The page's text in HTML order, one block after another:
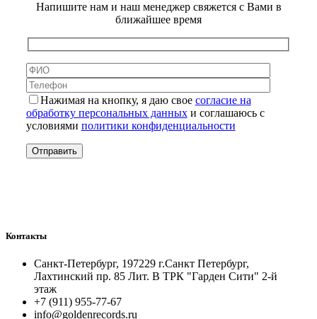
Напишите нам и наш менеджер свяжется с Вами в
ближайшее время
Нажимая на кнопку, я даю свое согласие на
обработку персональных данныхи соглашаюсь с
условиями политики конфиденциальности
Контакты
Санкт-Петербург, 197229 г.Санкт Петербург,
Лахтинский пр. 85 Лит. B ТРК "Гарден Сити" 2-й
этаж
+7 (911) 955-77-67
info@goldenrecords.ru